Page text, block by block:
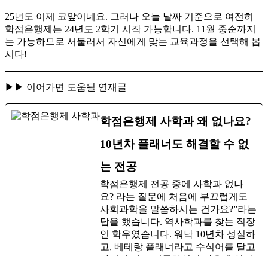
​25년도 이제 코앞이네요. 그러나 오늘 날짜 기준으로 여전히
학점은행제는 24년도 2학기 시작 가능합니다. 11월 중순까지
는 가능하므로 서둘러서 자신에게 맞는 교육과정을 선택해 봅
시다!
▶▶ 이어가면 도움될 연재글
학점은행제 사학과 왜 없나요?
10년차 플래너도 해결할 수 없
는 전공
학점은행제 전공 중에 사학과 없나
요? ​라는 질문에 처음에 부끄럽게도
사회과학을 말씀하시는 건가요?”라는
답을 했습니다. 역사학과를 찾는 직장
인 학우였습니다. ​워낙 10년차 성실하
고, 베테랑 플래너라고 수식어를 달고